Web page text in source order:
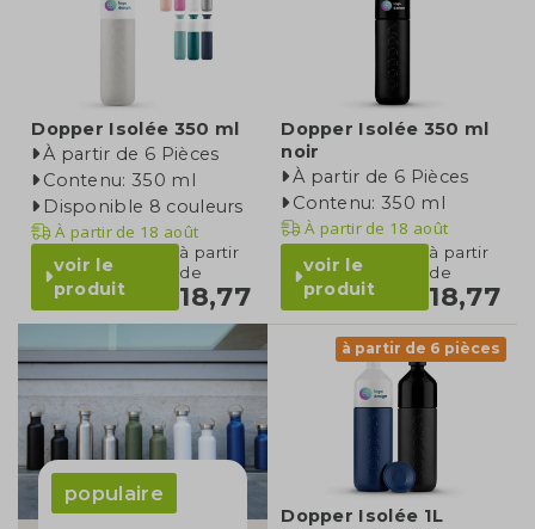
Dopper Isolée 350 ml
À partir de 6 Pièces
Contenu: 350 ml
Disponible 8 couleurs
À partir de 18 août
voir le
produit
à partir
de
18,77
Dopper Isolée 350 ml
noir
À partir de 6 Pièces
Contenu: 350 ml
À partir de 18 août
voir le
produit
à partir
de
18,77
populaire
à partir de 6 pièces
Dopper Isolée 1L